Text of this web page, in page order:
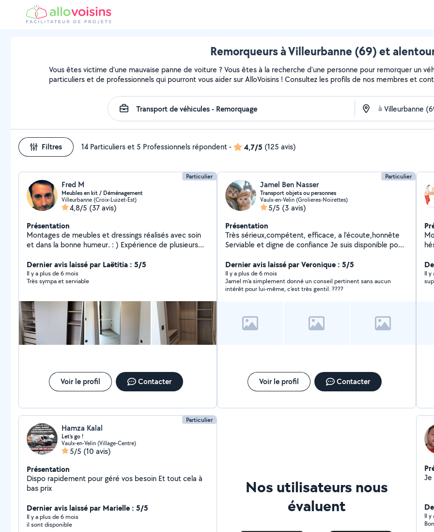
Remorqueurs à Villeurbanne (69) et
Vous êtes victime d'une mauvaise panne de voiture ? Vous êtes à la recherche d'une personne pour remorquer un
particuliers et de professionnels qui pourront vous aider sur AlloVoisins ! Consultez les profils de nos membres et
à
Filtres 14 Particuliers et 5 Professionnels répondent- 4,7/5 (125 avis)
Particulier
Fred M
Meubles en kit / Déménagement
Villeurbanne (Croix-Luizet-Est)
4,8/5 (37 avis)
Présentation
Montages de meubles et dressings réalisés avec soin
et dans la bonne humeur. : ) Expérience de plusieurs
déménagement.
Dernier avis laissé par Laëtitia : 5/5
Il y a plus de 6 mois
Très sympa et serviable
Voir le profil Contacter
Particulier
Jamel Ben Nasser
Transport objets ou personnes
Vaulx-en-Velin (Grolieres-Noirettes)
5/5 (3 avis)
Présentation
Très sérieux,compétent, efficace, a l'écoute,honnête
Serviable et digne de confiance Je suis disponible pour
avec ma voiture pour vous conduire au cas de besoin
Dernier avis laissé par Veronique : 5/5
Il y a plus de 6 mois
Jamel m’a simplement donné un conseil pertinent sans aucun
intérêt pour lui-même, c’est très gentil. ????
Voir le profil Contacter
Il y
Particulier
Hamza Kalal
Let’s go !
Vaulx-en-Velin (Village-Centre)
5/5 (10 avis)
Présentation
Dispo rapidement pour géré vos besoin Et tout cela à
bas prix
Dernier avis laissé par Marielle : 5/5
Il y a plus de 6 mois
il sont disponible
Nos utilisateurs nous
évaluent
Il y